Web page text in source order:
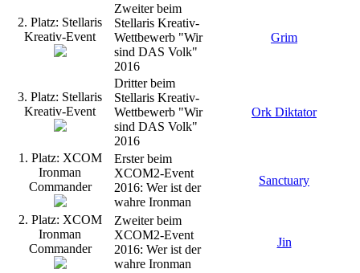
2. Platz: Stellaris
Kreativ-Event
Zweiter beim
Stellaris Kreativ-
Wettbewerb "Wir
sind DAS Volk"
2016
Grim
3. Platz: Stellaris
Kreativ-Event
Dritter beim
Stellaris Kreativ-
Wettbewerb "Wir
sind DAS Volk"
2016
Ork Diktator
1. Platz: XCOM
Ironman
Commander
Erster beim
XCOM2-Event
2016: Wer ist der
wahre Ironman
Sanctuary
2. Platz: XCOM
Ironman
Commander
Zweiter beim
XCOM2-Event
2016: Wer ist der
wahre Ironman
Jin